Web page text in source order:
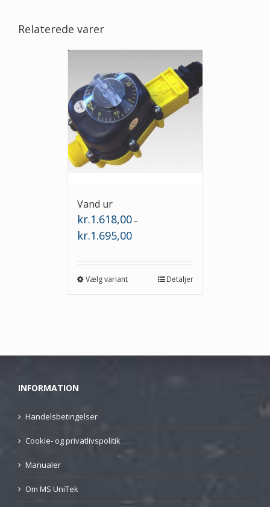
Relaterede varer
Vand ur
kr.1.618,00–
kr.1.695,00Prisinterval:
Vælg variant Detaljer
INFORMATION
Handelsbetingelser
Cookie- og privatlivspolitik
Manualer
Om MS UniTek